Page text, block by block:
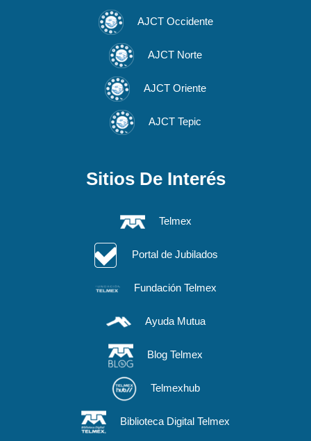
AJCT Occidente
AJCT Norte
AJCT Oriente
AJCT Tepic
Sitios De Interés
Telmex
Portal de Jubilados
Fundación Telmex
Ayuda Mutua
Blog Telmex
Telmexhub
Biblioteca Digital Telmex